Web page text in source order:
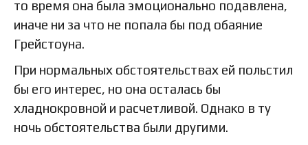
то время она была эмоционально подавлена,
иначе ни за что не попала бы под обаяние
Грейстоуна.
При нормальных обстоятельствах ей польстил
бы его интерес, но она осталась бы
хладнокровной и расчетливой. Однако в ту
ночь обстоятельства были другими.